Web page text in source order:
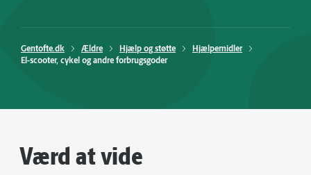
Gentofte.dk Ældre Hjælp og støtte
Hjælpemidler
El-scooter, cykel og andre forbrugsgoder
Værd at vide